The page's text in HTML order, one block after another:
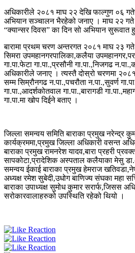
अधिकारीले २०८१ माघ २२ देखि फाल्गुण ०६
अभियान सञ्चालन भैरहेको जनाए । माघ २२
“क्यान्सर दिवस” का दिन सो अभियान सुरूवात
बारामा प्रथम चरण अन्तरगत २०८१ माघ २३
सिमरा उपमहानगरपालिका,कलैया
गा.पा.फेटा गा.पा.,प्रसौनी गा.पा.,निजगढ
अधिकारीले जनाए । त्यस्तै दोस्रो चरणमा
सम्म सिम्रौनगढ न.पा.,पचरौता न.पा.,सुवर्ण
गा.पा.,आदर्शकोतवाल गा.पा.,बारागडी
गा.पा.मा खोप दिईने बताए ।
जिल्ला समन्वय समिति बाराका प्रमुख नरेन्द्र
कार्यक्रममा,प्रमुख जिल्ला अधिकारी वसन्त
बाराका प्रमुख रामनरेश यादव,बारा प्रहरी
सापकोटा,प्रादेशिक अस्पताल कलैयाका मेसु
समन्वय ईकाई बाराका प्रमुख हेमराज
अध्यक्ष रमेश सुबेदी,उधोग बाणिज्य संघका महा
बाराका उपाध्यक्ष सुमोध कुमार सरार्फ,जिसस
सरोकारवालाहरुको उपस्थिति रहेको थियो ।